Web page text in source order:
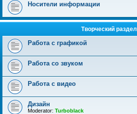
Носители информации
Творческий раздел
Работа с графикой
Работа со звуком
Работа с видео
Дизайн
Moderator: Turboblack